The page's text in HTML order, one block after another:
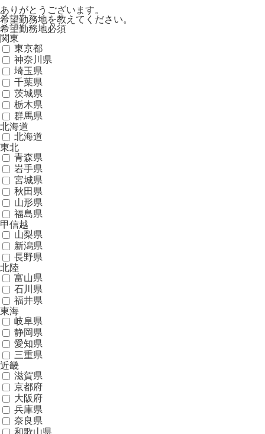
ありがとうございます。
希望勤務地を教えてください。
希望勤務地必須
関東
東京都
神奈川県
埼玉県
千葉県
茨城県
栃木県
群馬県
北海道
北海道
東北
青森県
岩手県
宮城県
秋田県
山形県
福島県
甲信越
山梨県
新潟県
長野県
北陸
富山県
石川県
福井県
東海
岐阜県
静岡県
愛知県
三重県
近畿
滋賀県
京都府
大阪府
兵庫県
奈良県
和歌山県